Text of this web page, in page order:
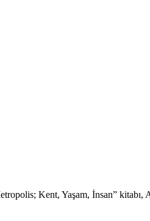
Kent, Yaşam, İnsan” kitabı,